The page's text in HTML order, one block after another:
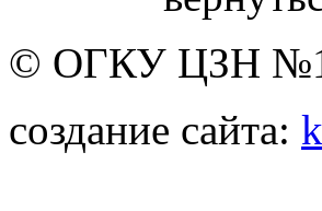
© ОГКУ ЦЗН
создание сайта: